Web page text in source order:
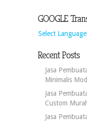
GOOGLE
Select Language
Recent Posts
Jasa
Minimalis
Jasa
Custom
Jasa